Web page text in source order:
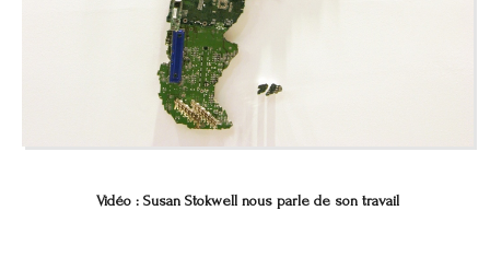
Vidéo : Susan Stokwell nous parle de son travail